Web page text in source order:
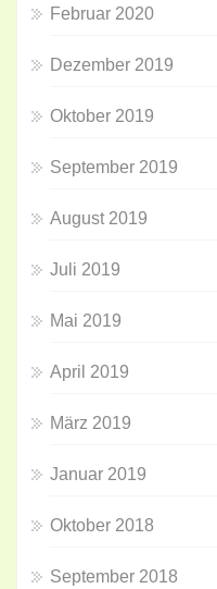
Februar 2020
Dezember 2019
Oktober 2019
September 2019
August 2019
Juli 2019
Mai 2019
April 2019
März 2019
Januar 2019
Oktober 2018
September 2018